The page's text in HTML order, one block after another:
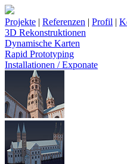
Projekte | Referenzen | Profil |
3D Rekonstruktionen
Dynamische Karten
Rapid Prototyping
Installationen / Exponate